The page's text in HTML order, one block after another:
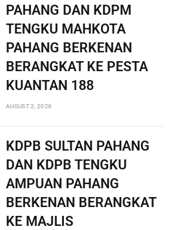
PAHANG DAN KDPM
TENGKU MAHKOTA
PAHANG BERKENAN
BERANGKAT KE PESTA
KUANTAN 188
AUGUST 2, 2026
KDPB SULTAN PAHANG
DAN KDPB TENGKU
AMPUAN PAHANG
BERKENAN BERANGKAT
KE MAJLIS